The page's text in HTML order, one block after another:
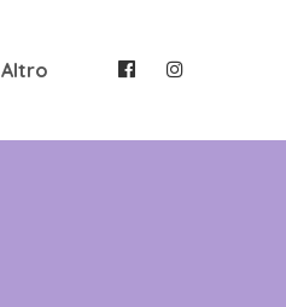
Altro